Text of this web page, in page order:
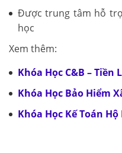
Được trung tâm hỗ
học
Xem thêm:
Khóa Học C&B – Tiền
Khóa Học Bảo Hiểm
Khóa Học Kế Toán